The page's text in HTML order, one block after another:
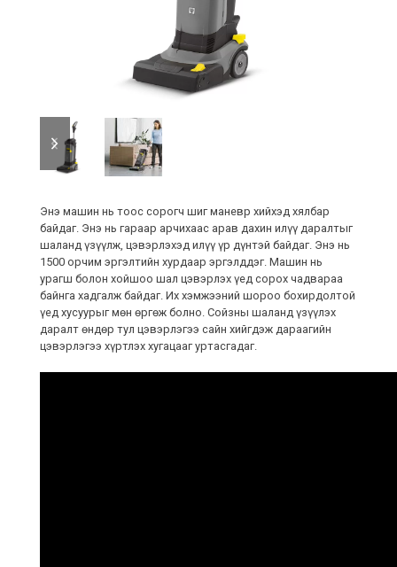
previous
slide
next
slide
Энэ машин нь тоос сорогч шиг маневр хийхэд хялбар
байдаг. Энэ нь гараар арчихаас арав дахин илүү даралтыг
шаланд үзүүлж, цэвэрлэхэд илүү үр дүнтэй байдаг. Энэ нь
1500 орчим эргэлтийн хурдаар эргэлддэг. Машин нь
урагш болон хойшоо шал цэвэрлэх үед сорох чадвараа
байнга хадгалж байдаг. Их хэмжээний шороо бохирдолтой
үед хусуурыг мөн өргөж болно. Сойзны шаланд үзүүлэх
даралт өндөр тул цэвэрлэгээ сайн хийгдэж дараагийн
цэвэрлэгээ хүртлэх хугацааг уртасгадаг.